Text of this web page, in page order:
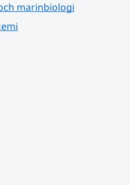
marinbiologi